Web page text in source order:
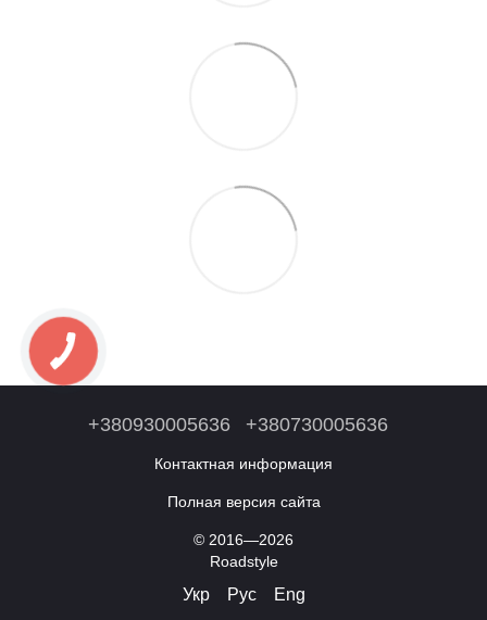
+380930005636 +380730005636
Контактная информация
Полная версия сайта
© 2016—2026
Roadstyle
Укр Рус Eng